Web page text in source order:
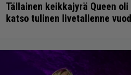
Tällainen keikkajyrä Queen oli
katso tulinen livetallenne